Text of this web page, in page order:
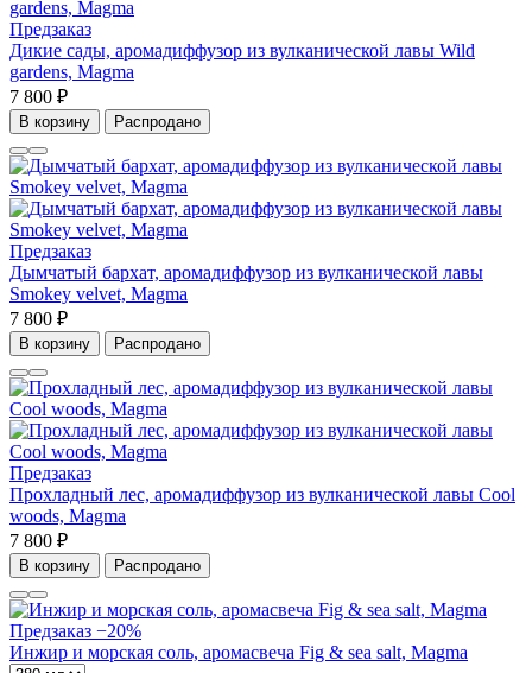
Предзаказ
Дикие сады, аромадиффузор из вулканической лавы Wild
gardens, Magma
7 800 ₽
В корзину Распродано
Предзаказ
Дымчатый бархат, аромадиффузор из вулканической лавы
Smokey velvet, Magma
7 800 ₽
В корзину Распродано
Предзаказ
Прохладный лес, аромадиффузор из вулканической лавы Cool
woods, Magma
7 800 ₽
В корзину Распродано
Предзаказ −20%
Инжир и морская соль, аромасвеча Fig & sea salt, Magma